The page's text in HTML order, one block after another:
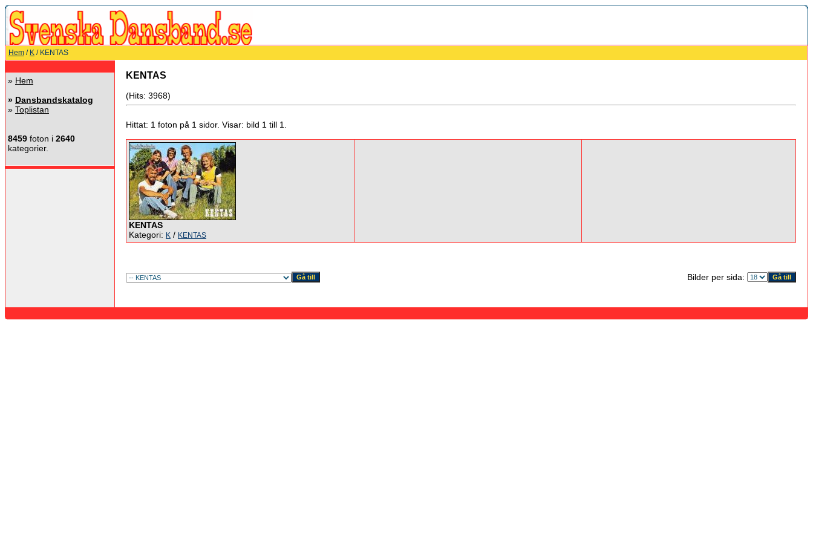
Hem / K / KENTAS
» Hem
» Dansbandskatalog
» Toplistan
8459 foton i 2640
kategorier.
KENTAS
(Hits: 3968)
Hittat: 1 foton på 1 sidor. Visar: bild 1 till 1.
KENTAS
Kategori: K / KENTAS
Bilder per sida: